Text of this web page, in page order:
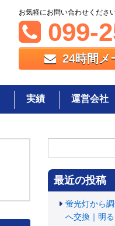
お気軽にお問い合わせくださ
099-
24時間メ
実績 運営会社
索:
最近の投稿
蛍光灯から
へ交換｜明